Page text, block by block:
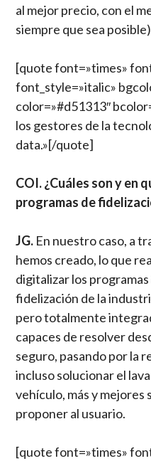
al mejor precio, con el
siempre que sea
[quote font=»times»
font_style=»italic»
color=»#d51313″
los gestores de la
data.»[/quote]
COI. ¿Cuáles son y en
programas de
JG. En nuestro caso, a
hemos creado, lo que
digitalizar los
fidelización de la
pero totalmente
capaces de resolver
seguro, pasando por la
incluso solucionar el
vehículo, más y mejores
proponer al usuario.
[quote font=»times»